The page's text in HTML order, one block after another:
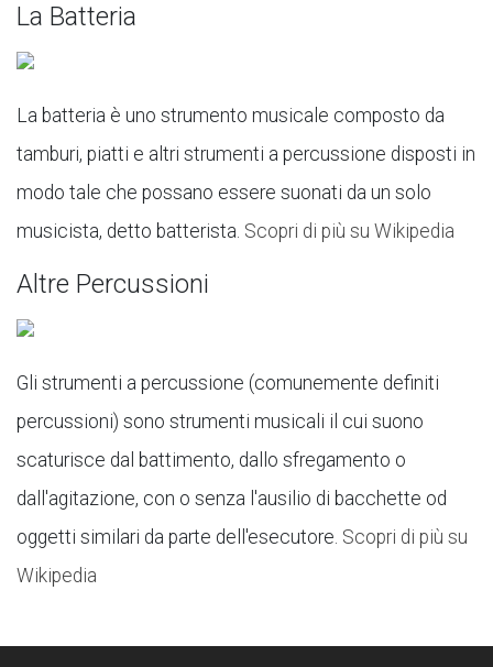
La Batteria
La batteria è uno strumento musicale composto da
tamburi, piatti e altri strumenti a percussione disposti in
modo tale che possano essere suonati da un solo
musicista, detto batterista. Scopri di più su Wikipedia
Altre Percussioni
Gli strumenti a percussione (comunemente definiti
percussioni) sono strumenti musicali il cui suono
scaturisce dal battimento, dallo sfregamento o
dall'agitazione, con o senza l'ausilio di bacchette od
oggetti similari da parte dell'esecutore. Scopri di più su
Wikipedia